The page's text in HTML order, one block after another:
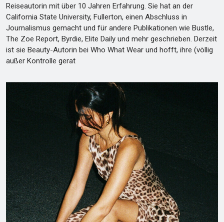
Reiseautorin mit über 10 Jahren Erfahrung. Sie hat an der
California State University, Fullerton, einen Abschluss in
Journalismus gemacht und für andere Publikationen wie Bustle,
The Zoe Report, Byrdie, Elite Daily und mehr geschrieben. Derzeit
ist sie Beauty-Autorin bei Who What Wear und hofft, ihre (völlig
außer Kontrolle gerat